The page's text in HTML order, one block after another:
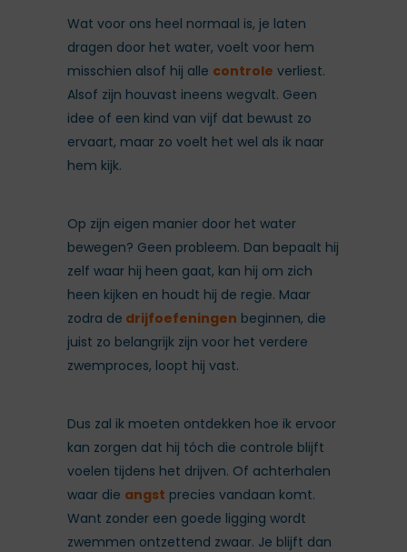
Wat voor ons heel normaal is, je laten
dragen door het water, voelt voor hem
misschien alsof hij alle controle verliest.
Alsof zijn houvast ineens wegvalt. Geen
idee of een kind van vijf dat bewust zo
ervaart, maar zo voelt het wel als ik naar
hem kijk.
Op zijn eigen manier door het water
bewegen? Geen probleem. Dan bepaalt hij
zelf waar hij heen gaat, kan hij om zich
heen kijken en houdt hij de regie. Maar
zodra de drijfoefeningen beginnen, die
juist zo belangrijk zijn voor het verdere
zwemproces, loopt hij vast.
Dus zal ik moeten ontdekken hoe ik ervoor
kan zorgen dat hij tóch die controle blijft
voelen tijdens het drijven. Of achterhalen
waar die angst precies vandaan komt.
Want zonder een goede ligging wordt
zwemmen ontzettend zwaar. Je blijft dan